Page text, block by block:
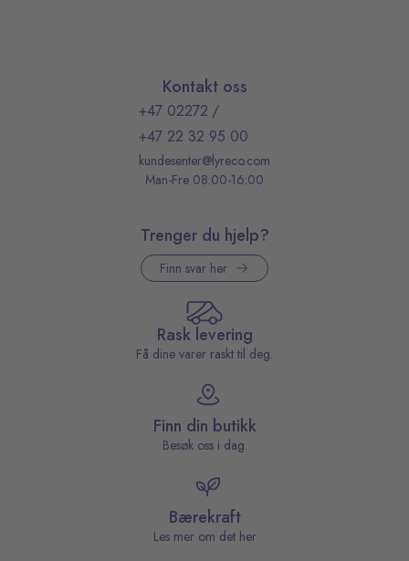
Kontakt oss
+47 02272 /
+47 22 32 95 00
kundesenter@lyreco.com
Man-Fre 08:00-16:00
Trenger du hjelp?
Finn svar her
Rask levering
Få dine varer raskt til deg.
Finn din butikk
Besøk oss i dag.
Bærekraft
Les mer om det her